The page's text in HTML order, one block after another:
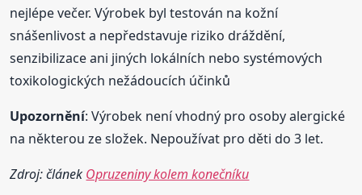
nejlépe večer. Výrobek byl testován na kožní
snášenlivost a nepředstavuje riziko dráždění,
senzibilizace ani jiných lokálních nebo systémových
toxikologických nežádoucích účinků
Upozornění: Výrobek není vhodný pro osoby alergické
na některou ze složek. Nepoužívat pro děti do 3 let.
Zdroj: článek Opruzeniny kolem konečníku